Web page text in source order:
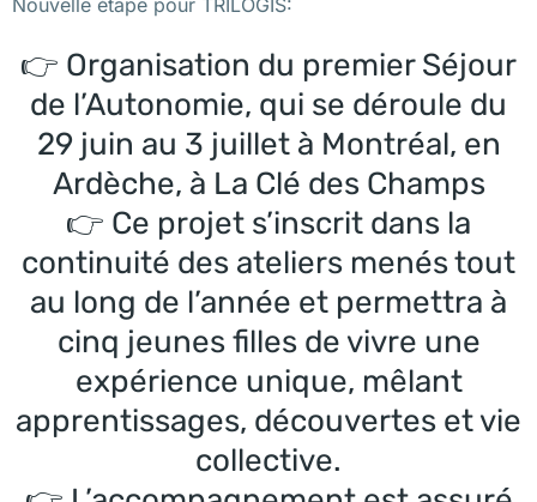
👉 Organisation du premier Séjour
de l’Autonomie, qui se déroule du
29 juin au 3 juillet à Montréal, en
Ardèche, à La Clé des Champs
👉 Ce projet s’inscrit dans la
continuité des ateliers menés tout
au long de l’année et permettra à
cinq jeunes filles de vivre une
expérience unique, mêlant
apprentissages, découvertes et vie
collective.